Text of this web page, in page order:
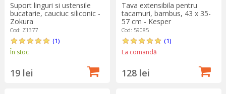
Suport linguri si ustensile
bucatarie, cauciuc siliconic -
Zokura
Cod: Z1377
(1)
În stoc
19 lei
Tava extensibila pentru
tacamuri, bambus, 43 x 35-
57 cm - Kesper
Cod: 59085
(1)
La comandă
128 lei